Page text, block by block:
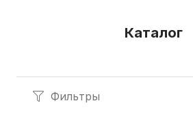
Каталог
Фильтры